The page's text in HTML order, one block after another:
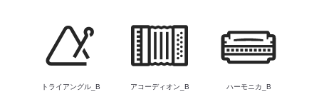
トライアングル_B アコーディオン_B ハーモニカ_B